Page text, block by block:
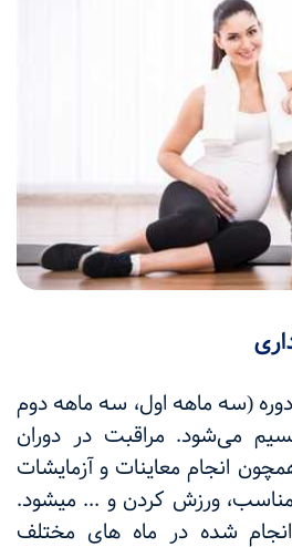
(سه ماهه اول، سه ماهه دوم
می‌شود. مراقبت در دوران
انجام معاینات و آزمایشات
ورزش کردن و ... می­شود.
انجام شده در ماه های مختلف